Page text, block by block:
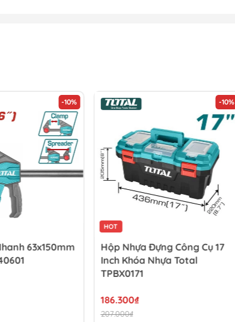
-10%
63x150mm
-10%
HOT
Hộp Nhựa Đựng Công Cụ 17
Inch Khóa Nhựa Total
TPBX0171
186.300₫
207.000₫